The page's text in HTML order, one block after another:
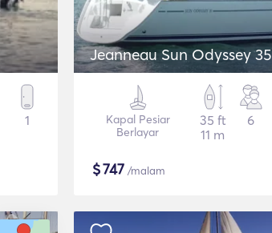
1
Jeanneau Sun Odyssey 35
Kapal Pesiar
Berlayar
35 ft
11 m
6
$747 /malam